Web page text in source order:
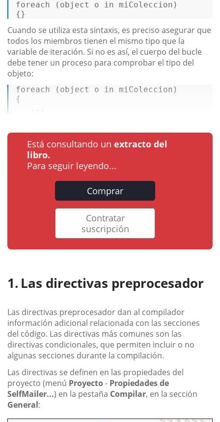
foreach ( object o in miColeccion)
{}
Cuando se utiliza esta sintaxis, es preciso asegurar que
todos los miembros tienen el mismo tipo que la
variable de iteración. Si no es así, el cuerpo del bucle
debe tener un proceso para comprobar el tipo del
objeto:
foreach ( object o in miColeccion)
{
...
Está consultando un extracto del
libro.
Para seguir leyendo...
Comprar
Contratar
suscripción
Las directivas preprocesador
Las directivas preprocesador dan al compilador
información adicional relacionada con las secciones
del código. Las directivas más comunes son las
directivas condicionales, que permiten incluir o no
algunas secciones durante la compilación.
Las directivas se definen en las propiedades del
proyecto (menú Proyecto- Propiedades de
SelfMailer...) en la pestaña Compilar, en la sección
General: